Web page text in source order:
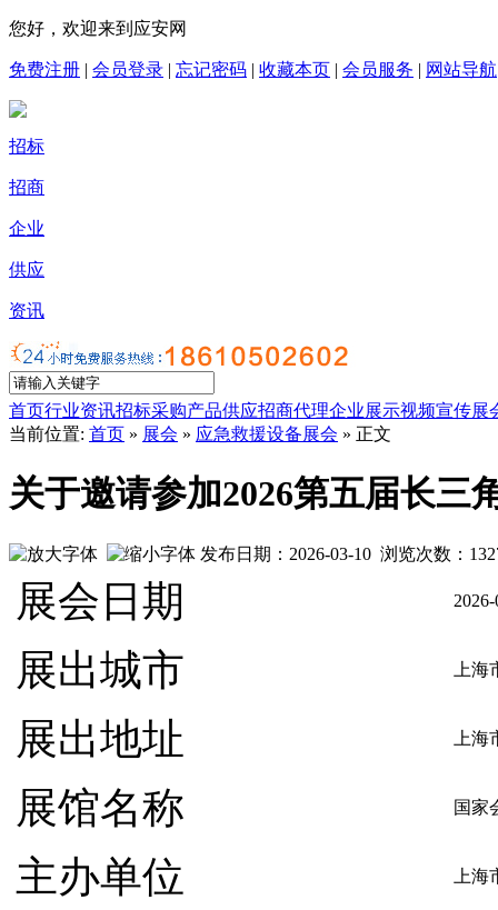
您好，欢迎来到应安网
免费注册 | 会员登录 | 忘记密码 | 收藏本页 | 会员服务 | 网站导航
招标
招商
企业
供应
资讯
首页行业资讯招标采购产品供应招商代理企业展示视频宣传展
当前位置: 首页 » 展会 » 应急救援设备展会 » 正文
关于邀请参加2026第五届长三
发布日期：2026-03-10 浏览次数：
展会日期
展出城市 上海
展出地址 上
展馆名称 国家
主办单位 上